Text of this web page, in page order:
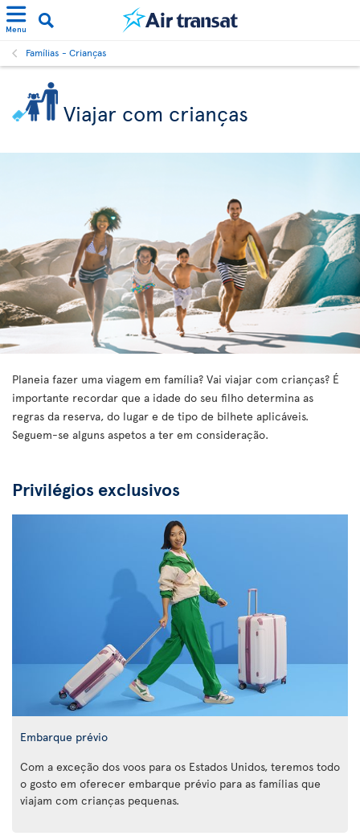
Menu
Famílias - Crianças
Viajar com crianças
Planeia fazer uma viagem em família? Vai viajar com crianças? É
importante recordar que a idade do seu filho determina as
regras da reserva, do lugar e de tipo de bilhete aplicáveis.
Seguem-se alguns aspetos a ter em consideração.
Privilégios exclusivos
Embarque prévio
Com a exceção dos voos para os Estados Unidos, teremos todo
o gosto em oferecer embarque prévio para as famílias que
viajam com crianças pequenas.